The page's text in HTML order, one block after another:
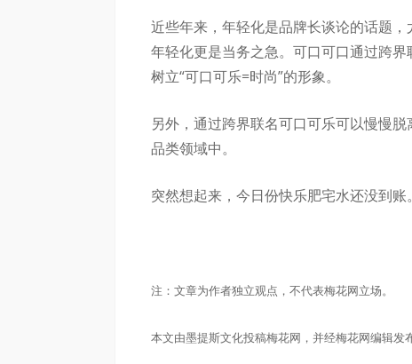
近些年来，年轻化是品牌长谈论的话题
年轻化更是当务之急。可口可口通过跨
树立“可口可乐=时尚”的形象。
另外，通过跨界联名可口可乐可以慢慢
品类领域中。
突然想起来，今日份快乐肥宅水还没到账。
注：文章为作者独立观点，不代表梅花网立场。
本文由墨提斯文化投稿梅花网，并经梅花网编辑发